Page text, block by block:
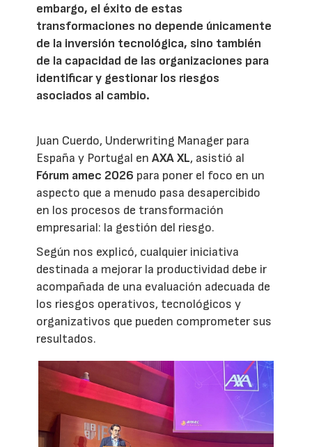
embargo, el éxito de estas
transformaciones no depende únicamente
de la inversión tecnológica, sino también
de la capacidad de las organizaciones para
identificar y gestionar los riesgos
asociados al cambio.
Juan Cuerdo, Underwriting Manager para
España y Portugal enAXA XL, asistió al
Fórum amec 2026 para poner el foco en un
aspecto que a menudo pasa desapercibido
en los procesos de transformación
empresarial: la gestión del riesgo.
Según nos explicó, cualquier iniciativa
destinada a mejorar la productividad debe ir
acompañada de una evaluación adecuada de
los riesgos operativos, tecnológicos y
organizativos que pueden comprometer sus
resultados.